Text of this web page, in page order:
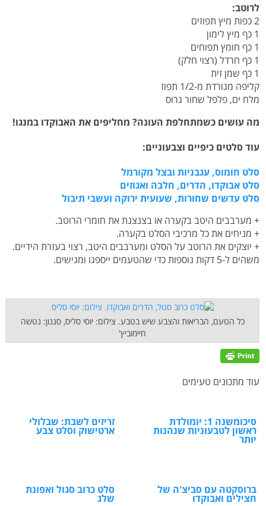
לרוטב:
2 כפות מיץ תפוזים
1 כף מיץ לימון
1 כף חומץ תפוחים
1 כף חרדל (רצוי חלק)
1 כף שמן זית
קליפה מגורדת מ-1/2 תפוז
מלח ים, פלפל שחור גרוס
מה עושים כשמתחלפת העונה? מחליפים את האבוקדו במנגו!
עוד סלטים כיפיים וצבעוניים:
סלט חומוס, עגבניות ובצל מקורמל
סלט אבוקדו, הדרים, חלבה ואגוזים
סלט עדשים שחורות, שעועית ירוקה ועשבי תיבול
+ מערבבים היטב בקערה או בצנצנת את חומרי הרוטב.
+ מניחים את כל מרכיבי הסלט בקערה.
+ יוצקים את הרוטב על הסלט ומערבבים היטב, רצוי בעזרת הידיים.
משהים ל-5 דקות נוספות כדי שהטעמים ייספגו ומגישים.
כל הטעם, הבריאות והצבע שיש בטבע. צילום: יוסי סליס, סגנון: נטשה
חיימוביץ'
עוד מתכונים טעימים
סיכומשנה 1: יומולדת
ראשון לטבעוניות שנהנות
יותר
זריזים לשבת: שבלולי
ארטישוק וסלט צבע
ברוסקטה עם סביצ'ה של
חצילים ואבוקדו
סלט כרוב סגול ואפונת
שלג